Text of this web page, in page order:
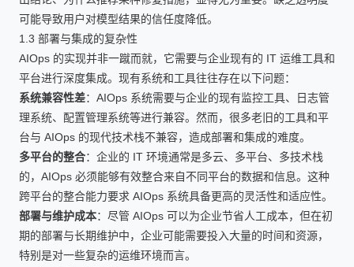
可能导致用户对模型结果的信任度降低。
1.3 部署与集成的复杂性
AIOps 的实现并非一蹴而就，它需要与企业现有的 IT 运维工具和
平台进行深度集成。现有系统和工具往往存在以下问题：
系统兼容性差：AIOps 系统需要与企业的现有监控工具、日志管
理系统、配置管理系统等进行兼容。然而，很多老旧的工具和平
台与 AIOps 的现代技术栈不兼容，造成部署和集成的难度。
多平台的整合：企业的 IT 环境通常是多云、多平台、多技术栈
的，AIOps 必须能够有效整合来自不同平台的数据和信息。这种
跨平台的整合能力要求 AIOps 系统具备更高的灵活性和适应性。
部署与维护成本：尽管 AIOps 可以为企业节省人工成本，但在初
期的部署与长期维护中，企业可能需要投入大量的时间和资源，
特别是对一些复杂的运维环境而言。